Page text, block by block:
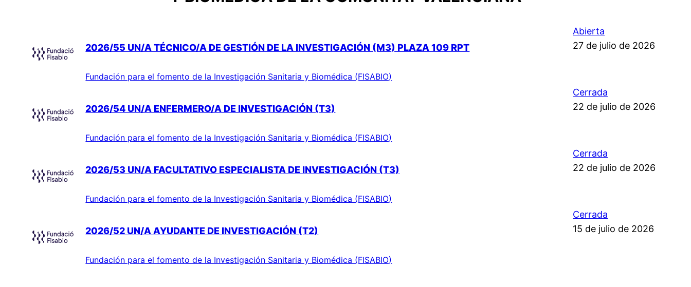
2026/55 UN/A TÉCNICO/A DE GESTIÓN DE LA INVESTIGACIÓN (M3) PLAZA 109 RPT
Fundación para el fomento de la Investigación Sanitaria y Biomédica (FISABIO)
Abierta
27 de julio de 2026
2026/54 UN/A ENFERMERO/A DE INVESTIGACIÓN (T3)
Fundación para el fomento de la Investigación Sanitaria y Biomédica (FISABIO)
Cerrada
22 de julio de 2026
2026/53 UN/A FACULTATIVO ESPECIALISTA DE INVESTIGACIÓN (T3)
Fundación para el fomento de la Investigación Sanitaria y Biomédica (FISABIO)
Cerrada
22 de julio de 2026
2026/52 UN/A AYUDANTE DE INVESTIGACIÓN (T2)
Fundación para el fomento de la Investigación Sanitaria y Biomédica (FISABIO)
Cerrada
15 de julio de 2026